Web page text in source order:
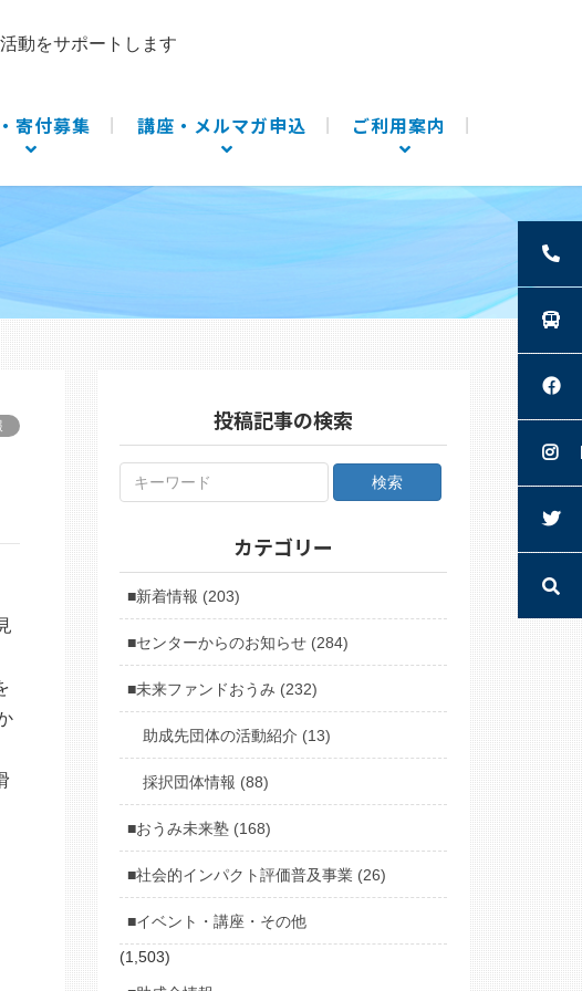
動をサポートします
寄付募集 講座・メルマガ申込 ご利用案内
投稿記事の検索
カテゴリー
■新着情報 (203)
■センターからのお知らせ (284)
■未来ファンドおうみ (232)
助成先団体の活動紹介 (13)
採択団体情報 (88)
■おうみ未来塾 (168)
■社会的インパクト評価普及事業 (26)
■イベント・講座・その他
(1,503)